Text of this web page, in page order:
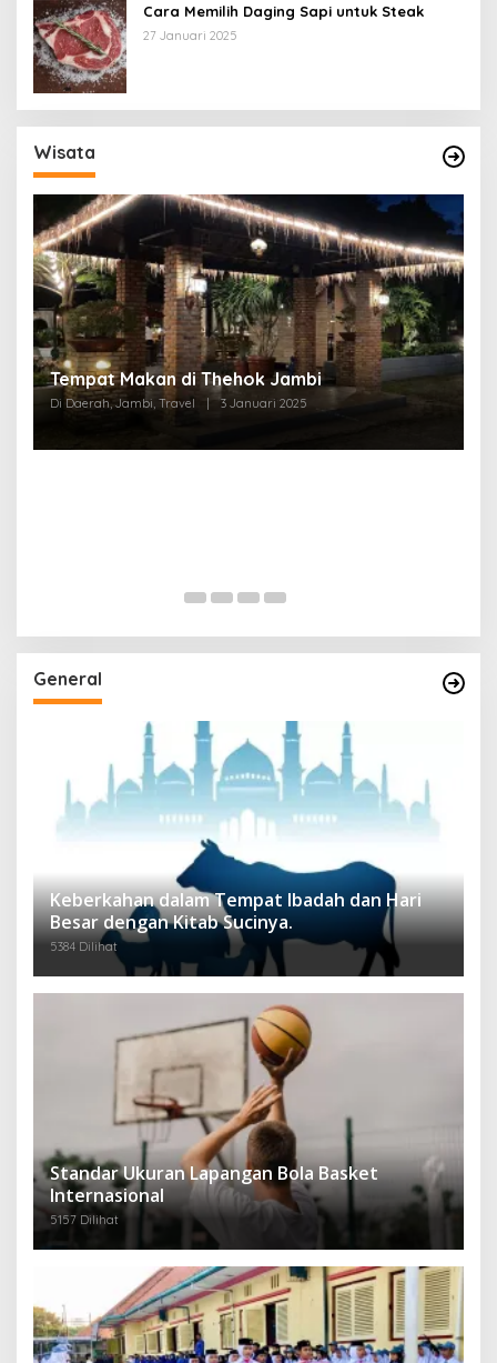
Cara Memilih Daging Sapi untuk Steak
27 Januari 2025
Wisata
Tempat Makan di Thehok Jambi
Di Daerah, Jambi, Travel | 3 Januari 2025
General
Keberkahan dalam Tempat Ibadah dan Hari
Besar dengan Kitab Sucinya.
5384 Dilihat
Standar Ukuran Lapangan Bola Basket
Internasional
5157 Dilihat